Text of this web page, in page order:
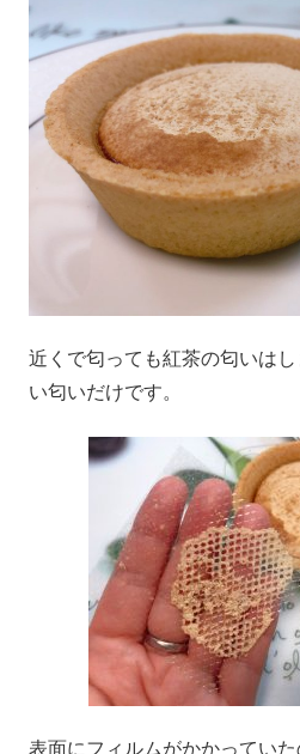
近くで匂っても紅茶の匂いは
い匂いだけです。
表面にフィルムがかかってい